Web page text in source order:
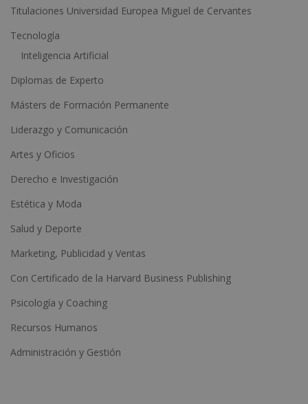
e
Titulaciones Universidad Europea Miguel de Cervantes
Tecnología
Inteligencia Artificial
Diplomas de Experto
Másters de Formación Permanente
Liderazgo y Comunicación
Artes y Oficios
Derecho e Investigación
Estética y Moda
Salud y Deporte
Marketing, Publicidad y Ventas
Con Certificado de la Harvard Business Publishing
Psicología y Coaching
Recursos Humanos
Administración y Gestión